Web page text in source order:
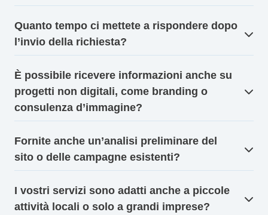
Quanto tempo ci mettete a rispondere dopo
l’invio della richiesta?
È possibile ricevere informazioni anche su
progetti non digitali, come branding o
consulenza d’immagine?
Fornite anche un’analisi preliminare del
sito o delle campagne esistenti?
I vostri servizi sono adatti anche a piccole
attività locali o solo a grandi imprese?